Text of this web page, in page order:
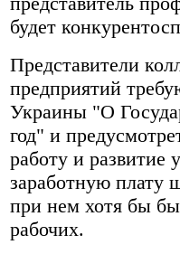
будет
Представители
предприятий
Украины "О
год" и
работу и развитие
заработную плату
при нем хотя бы
рабочих.